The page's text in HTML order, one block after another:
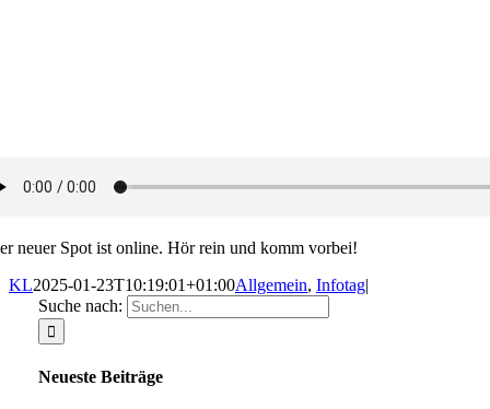
neuer Spot ist online. Hör rein und komm vorbei!
KL2025-01-23T10:19:01+01:00Allgemein, Infotag|
Suche nach:
Neueste Beiträge